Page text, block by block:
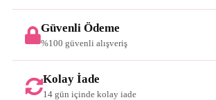
Güvenli Ödeme
%100 güvenli alışveriş
Kolay İade
14 gün içinde kolay iade